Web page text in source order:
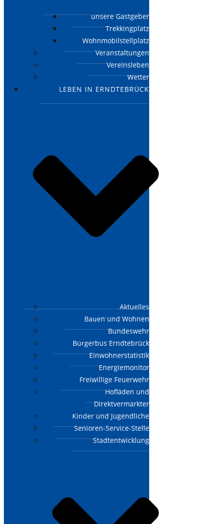
unsere Gastgeber
Trekkingplatz
Wohnmobilstellplatz
Veranstaltungen
Vereinsleben
Wetter
LEBEN IN ERNDTEBRÜCK
Aktuelles
Bauen und Wohnen
Bundeswehr
Bürgerbus Erndtebrück
Einwohnerstatistik
Energiemonitor
Freiwillige Feuerwehr
Hofläden und
Direktvermarkter
Kinder und Jugendliche
Senioren-Service-Stelle
Stadtentwicklung